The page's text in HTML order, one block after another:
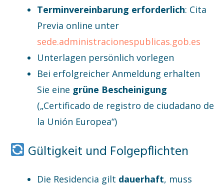
Terminvereinbarung erforderlich: Cita
Previa online unter
sede.administracionespublicas.gob.es
Unterlagen persönlich vorlegen
Bei erfolgreicher Anmeldung erhalten
Sie eine grüne Bescheinigung
(„Certificado de registro de ciudadano de
la Unión Europea“)
Gültigkeit und Folgepflichten
Die Residencia gilt dauerhaft, muss